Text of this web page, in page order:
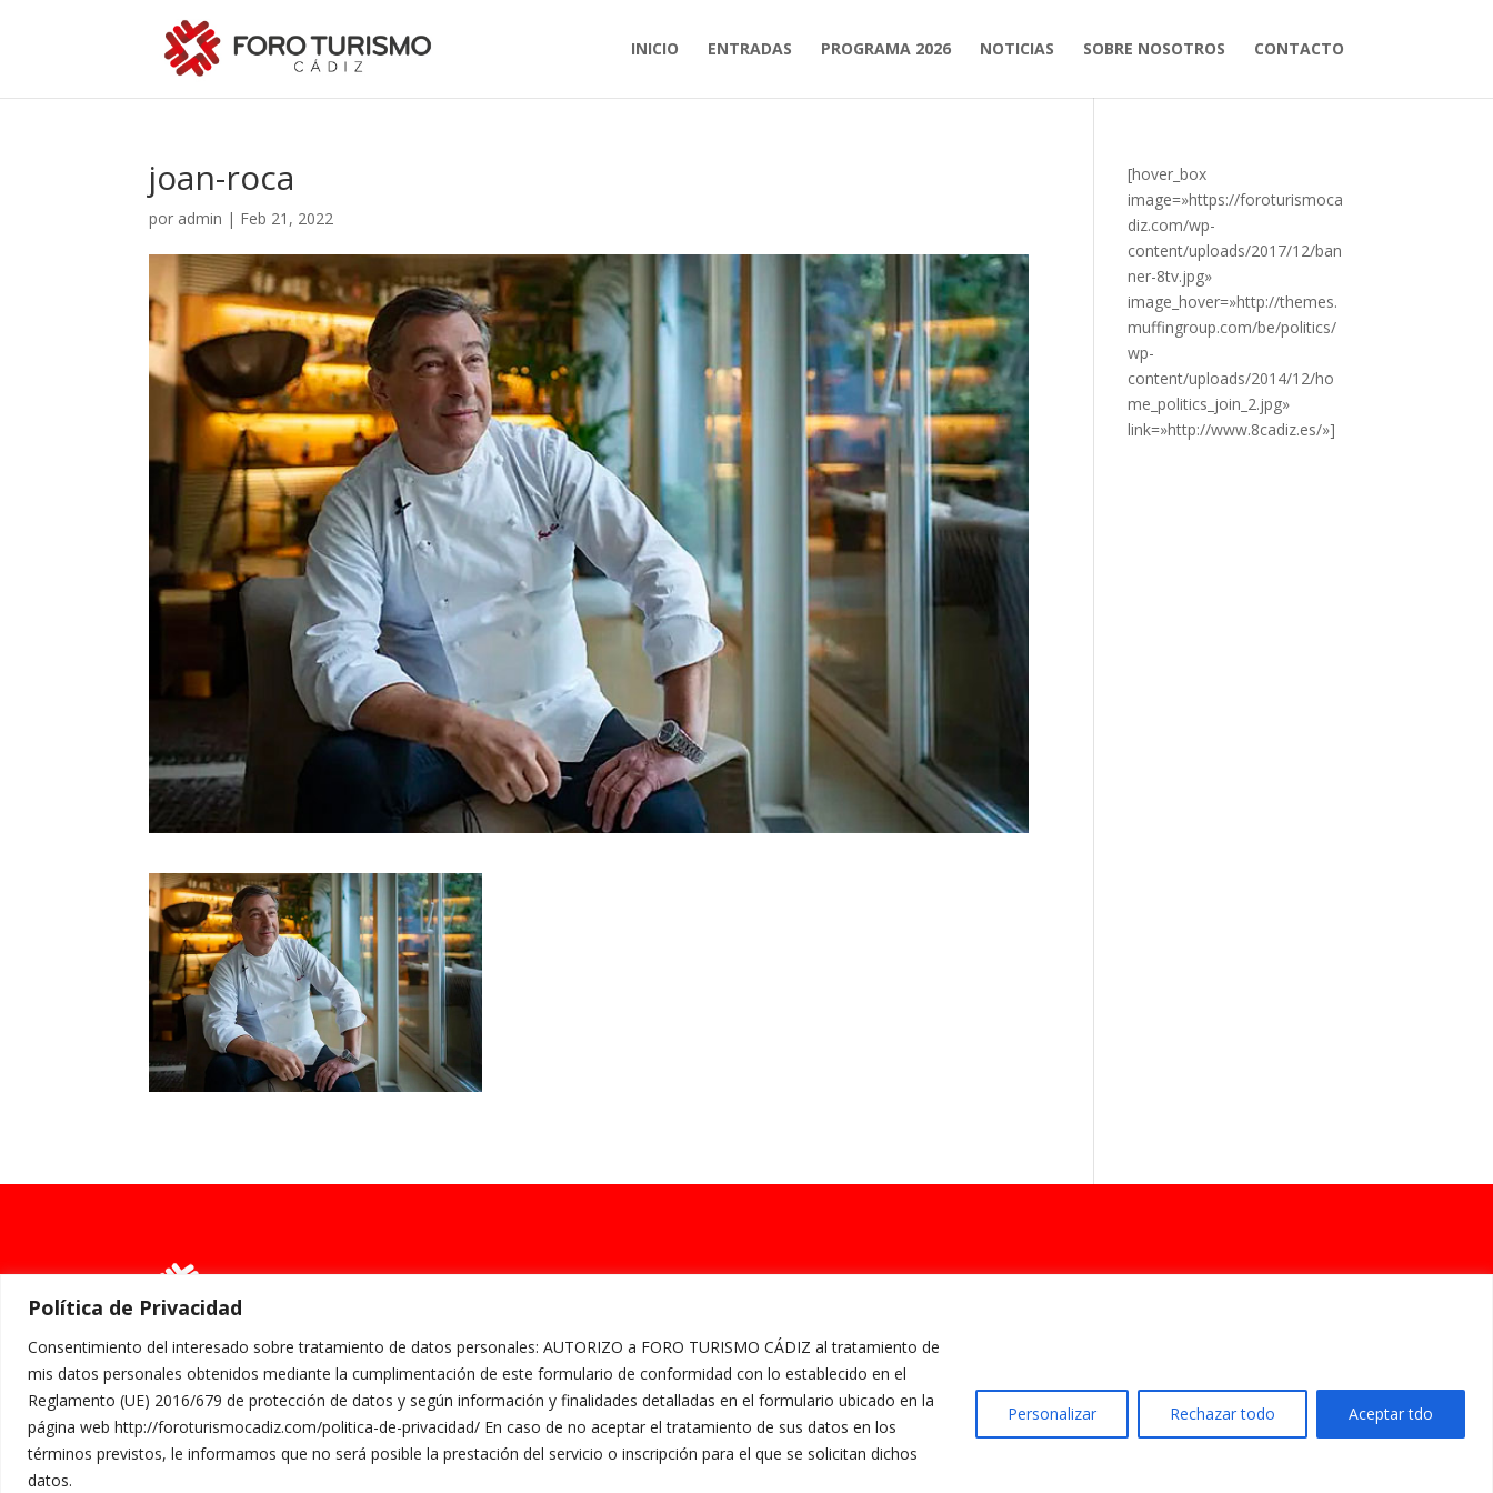
Política de Privacidad
Consentimiento del interesado sobre tratamiento de datos personales: AUTORIZO a FORO TURISMO CÁDIZ al tratamiento de
mis datos personales obtenidos mediante la cumplimentación de este formulario de conformidad con lo establecido en el
Reglamento (UE) 2016/679 de protección de datos y según información y finalidades detalladas en el formulario ubicado en la
página web http://foroturismocadiz.com/politica-de-privacidad/ En caso de no aceptar el tratamiento de sus datos en los
términos previstos, le informamos que no será posible la prestación del servicio o inscripción para el que se solicitan dichos
datos.
Personalizar Rechazar todo Aceptar tdo
INICIO ENTRADAS PROGRAMA 2026 NOTICIAS SOBRE NOSOTROS CONTACTO
joan-roca
por admin | Feb 21, 2022
[hover_box
image=»https://foroturismoca
diz.com/wp-
content/uploads/2017/12/ban
ner-8tv.jpg»
image_hover=»http://themes.
muffingroup.com/be/politics/
wp-
content/uploads/2014/12/ho
me_politics_join_2.jpg»
link=»http://www.8cadiz.es/»]
Política de Privacidad